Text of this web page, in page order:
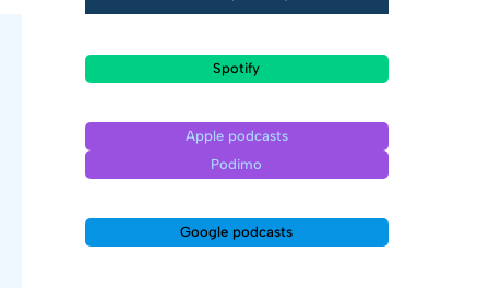
Spotify
Apple podcasts
Podimo
Google podcasts